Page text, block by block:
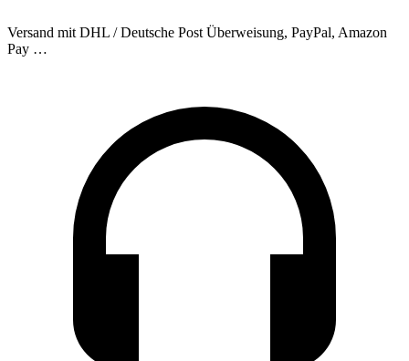
Versand mit DHL / Deutsche Post Überweisung, PayPal, Amazon
Pay …